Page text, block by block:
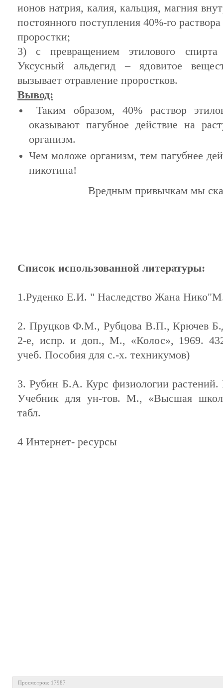
ионов натрия, калия, кальция, магния
постоянного поступления 40%-го
проростки;
3) с превращением этилового
Уксусный альдегид – ядовитое
вызывает отравление проростков.
Вывод:
Таким образом, 40% раствор
оказывают пагубное действие на
организм.
Чем моложе организм, тем пагубнее
никотина!
Вредным привычкам мы
Список использованной литературы:
1.Руденко Е.И. " Наследство Жана
2. Пруцков Ф.М., Рубцова В.П., Крючев
2-е, испр. и доп., М., «Колос», 1969.
учеб. Пособия для с.-х. техникумов)
3. Рубин Б.А. Курс физиологии
Учебник для ун-тов. М., «Высшая
табл.
4 Интернет- ресурсы
Просмотров: 17987